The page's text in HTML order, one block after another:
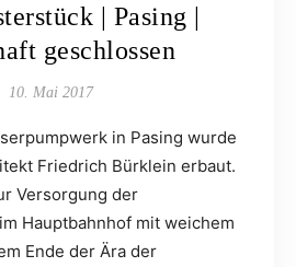
| Pasing |
geschlossen
10. Mai 2017
in Pasing wurde
Friedrich Bürklein erbaut.
Versorgung der
Hauptbahnhof mit weichem
Ende der Ära der